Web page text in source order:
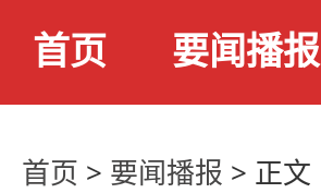
首页 要闻播报
首页 > 要闻播报 > 正文